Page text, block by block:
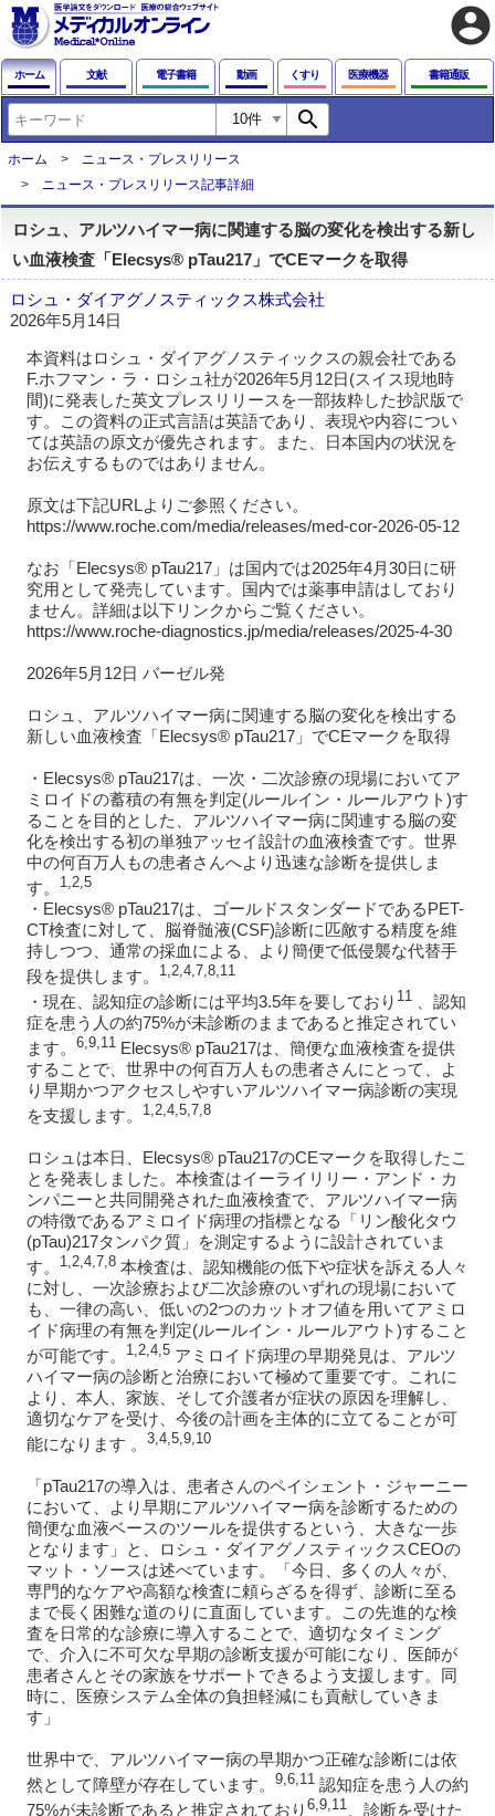
account_circle
ホーム 文献 電子書籍 動画 くすり 医療機器 書籍通販
search
ホーム
ニュース・プレスリリース
ニュース・プレスリリース記事詳細
ロシュ、アルツハイマー病に関連する脳の変化を検出する新し
い血液検査「Elecsys® pTau217」でCEマークを取得
ロシュ・ダイアグノスティックス株式会社
2026年5月14日
本資料はロシュ・ダイアグノスティックスの親会社である
F.ホフマン・ラ・ロシュ社が2026年5月12日(スイス現地時
間)に発表した英文プレスリリースを一部抜粋した抄訳版で
す。この資料の正式言語は英語であり、表現や内容につい
ては英語の原文が優先されます。また、日本国内の状況を
お伝えするものではありません。
原文は下記URLよりご参照ください。
https://www.roche.com/media/releases/med-cor-2026-05-12
なお「Elecsys® pTau217」は国内では2025年4月30日に研
究用として発売しています。国内では薬事申請はしており
ません。詳細は以下リンクからご覧ください。
https://www.roche-diagnostics.jp/media/releases/2025-4-30
2026年5月12日 バーゼル発
ロシュ、アルツハイマー病に関連する脳の変化を検出する
新しい血液検査「Elecsys® pTau217」でCEマークを取得
・Elecsys® pTau217は、一次・二次診療の現場においてア
ミロイドの蓄積の有無を判定(ルールイン・ルールアウト)す
ることを目的とした、アルツハイマー病に関連する脳の変
化を検出する初の単独アッセイ設計の血液検査です。世界
中の何百万人もの患者さんへより迅速な診断を提供しま
す。
1,2,5
・Elecsys® pTau217は、ゴールドスタンダードであるPET-
CT検査に対して、脳脊髄液(CSF)診断に匹敵する精度を維
持しつつ、通常の採血による、より簡便で低侵襲な代替手
段を提供します。
1,2,4,7,8,11
・現在、認知症の診断には平均3.5年を要しており 11、認知
症を患う人の約75%が未診断のままであると推定されてい
ます。
6,9,11Elecsys® pTau217は、簡便な血液検査を提供
することで、世界中の何百万人もの患者さんにとって、よ
り早期かつアクセスしやすいアルツハイマー病診断の実現
を支援します。
1,2,4,5,7,8
ロシュは本日、Elecsys® pTau217のCEマークを取得したこ
とを発表しました。本検査はイーライリリー・アンド・カ
ンパニーと共同開発された血液検査で、アルツハイマー病
の特徴であるアミロイド病理の指標となる「リン酸化タウ
(pTau)217タンパク質」を測定するように設計されていま
す。
1,2,4,7,8本検査は、認知機能の低下や症状を訴える人々
に対し、一次診療および二次診療のいずれの現場において
も、一律の高い、低いの2つのカットオフ値を用いてアミロ
イド病理の有無を判定(ルールイン・ルールアウト)すること
が可能です。
1,2,4,5アミロイド病理の早期発見は、アルツ
ハイマー病の診断と治療において極めて重要です。これに
より、本人、家族、そして介護者が症状の原因を理解し、
適切なケアを受け、今後の計画を主体的に立てることが可
能になります 。
3,4,5,9,10
「pTau217の導入は、患者さんのペイシェント・ジャーニー
において、より早期にアルツハイマー病を診断するための
簡便な血液ベースのツールを提供するという、大きな一歩
となります」と、ロシュ・ダイアグノスティックスCEOの
マット・ソースは述べています。「今日、多くの人々が、
専門的なケアや高額な検査に頼らざるを得ず、診断に至る
まで長く困難な道のりに直面しています。この先進的な検
査を日常的な診療に導入することで、適切なタイミング
で、介入に不可欠な早期の診断支援が可能になり、医師が
患者さんとその家族をサポートできるよう支援します。同
時に、医療システム全体の負担軽減にも貢献していきま
す」
世界中で、アルツハイマー病の早期かつ正確な診断には依
然として障壁が存在しています。
9,6,11認知症を患う人の約
75%が未診断であると推定されており 6,9,11、診断を受けた